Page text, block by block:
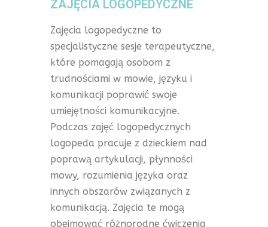
ZAJĘCIA LOGOPEDYCZNE
Zajęcia logopedyczne to
specjalistyczne sesje terapeutyczne,
które pomagają osobom z
trudnościami w mowie, języku i
komunikacji poprawić swoje
umiejętności komunikacyjne.
Podczas zajęć logopedycznych
logopeda pracuje z dzieckiem nad
poprawą artykulacji, płynności
mowy, rozumienia języka oraz
innych obszarów związanych z
komunikacją. Zajęcia te mogą
obejmować różnorodne ćwiczenia